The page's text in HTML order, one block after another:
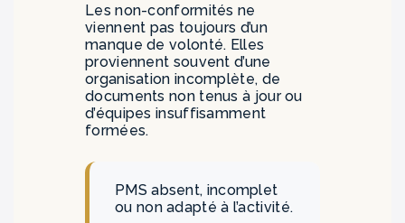
Les non-conformités ne
viennent pas toujours d’un
manque de volonté. Elles
proviennent souvent d’une
organisation incomplète, de
documents non tenus à jour ou
d’équipes insuffisamment
formées.
PMS absent, incomplet
ou non adapté à l’activité.